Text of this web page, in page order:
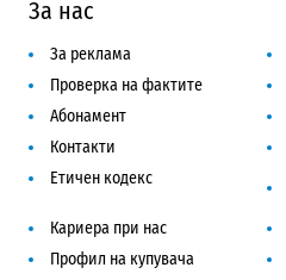
За нас
За реклама
Проверка на фактите
Абонамент
Контакти
Етичен кодекс
Кариера при нас
Профил на купувача